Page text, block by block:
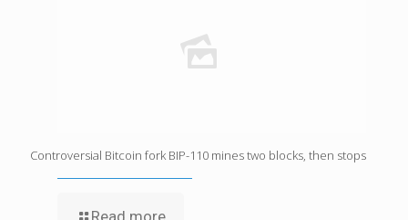
Controversial Bitcoin fork BIP-110 mines two blocks, then stops
Read more